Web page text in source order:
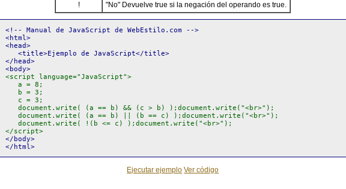
!
"No" Devuelve true si la negación del operando es true.
<!-- Manual de JavaScript de WebEstilo.com -->
<html>
<head>
<title>Ejemplo de JavaScript</title>
</head>
<body>
<script language="JavaScript">
a = 8;
b = 3;
c = 3;
document.write( (a == b) && (c > b) );document.write("<br>");
document.write( (a == b) || (b == c) );document.write("<br>");
document.write( !(b <= c) );document.write("<br>");
</script>
</body>
</html>
Ejecutar ejemplo Ver código